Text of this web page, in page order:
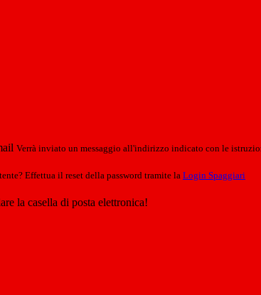
Verrà inviato un messaggio all'indirizzo indicato con le
Effettua il reset della password tramite la Login Spaggiari
la casella di posta elettronica!